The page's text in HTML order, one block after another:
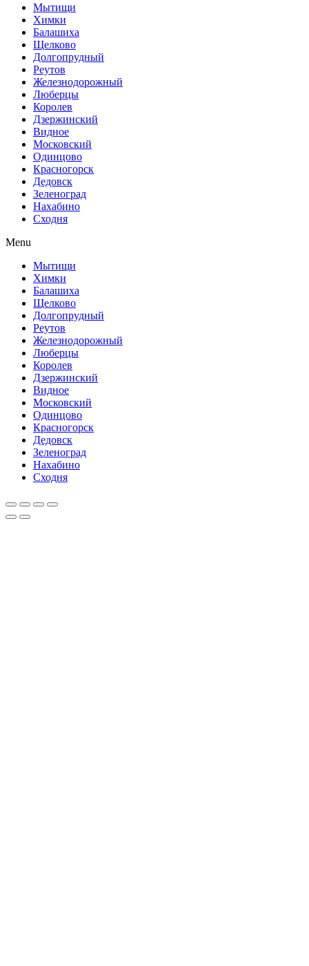
Мытищи
Химки
Балашиха
Щелково
Долгопрудный
Реутов
Железнодорожный
Люберцы
Королев
Дзержинский
Видное
Московский
Одинцово
Красногорск
Дедовск
Зеленоград
Нахабино
Сходня
Menu
Мытищи
Химки
Балашиха
Щелково
Долгопрудный
Реутов
Железнодорожный
Люберцы
Королев
Дзержинский
Видное
Московский
Одинцово
Красногорск
Дедовск
Зеленоград
Нахабино
Сходня